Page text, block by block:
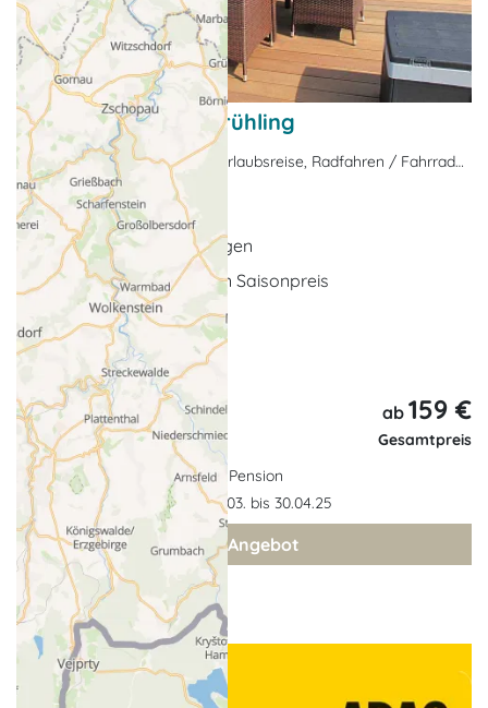
Angebote für den Frühling
Nebensaison-Angebote, Urlaubsreise, Radfahren / Fahrradurlaub
Ostseebad Heringsdorf
2 x bis 7 x Übernachtungen
inklusive Rabatt auf den Saisonpreis
inklusive Frühstück
... weitere Leistungen
ab 159 €
Gesamtpreis
Pension
Gültigkeit: 27.03. bis 30.04.25
zum Angebot